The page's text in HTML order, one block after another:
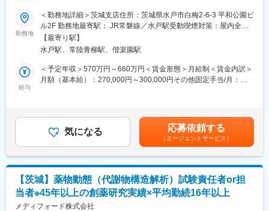
利用者様だけでなく、ご家族の安心にも貢献できる仕事です。
（4）働きやすい環境
夜勤原則なし、シフトは自分で調整可能、月9日休み(2月は8日休
み)＋季節休暇あり
（5）成長企業でキャリアアップしやすい
・全国330施設以上／業界シェア25％
・毎年1000名規模で拡大中
・シニアマネージャー：540万円～
・統括マネージャー：600万円～
変更の範囲：会社の定める業務
販売代理店や既にお取引がある歯科医院を中心に、当社製品であ
る医療用システムの営業をお任せします。
（※新規顧客の場合は、取引がある歯科医院や商社、販売代理店か
らの紹介となります。）
＜具体的な業務内容＞
・ドクター、歯科衛生士等に対する製品説明、プレゼンテーショ
にお客様のサポートを引き継ぎます。
営業担当は定期訪問し、更なる提案や、歯科医院との信頼関係構
築の役割を担います。
勤務地
＜勤務地詳細＞茨城支店住所：茨城県水戸市白梅2-6-3 平和公園ビ
ル2F 勤務地最寄駅： JR常磐線／水戸駅受動喫煙対策：屋内全面
禁煙変更の範囲：会社の定める事業所
【最寄り駅】
水戸駅、常陸青柳駅、偕楽園駅
給与
＜予定年収＞570万円～660万円＜賃金形態＞月給制＜賃金内訳＞
月額（基本給）：270,000円～300,000円その他固定手当/月：
を基に判断致します※残業代は100％支給、みなし残業の設定はあ
りません【その他手当】■インセンティブ手当 ■時間外手当 ■
直行直帰手当 ■出張手当 ■役職手当 ■職務手当 ■休日出勤手
当賃金はあくまでも目安の金額であり、選考を通じて上下する可
能性があります。月給(月額)は固定手当を含めた表記です。
気になる 応募依頼する
（エージェントサービス）
【茨城】薬物動態（代謝物構造解析）試験責任者or担
当者※45年以上の創薬研究実績×平均勤続16年以上
メディフォード株式会社